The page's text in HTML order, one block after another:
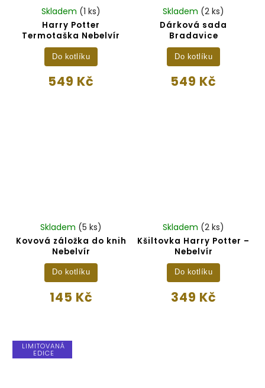
Harry Potter
Termotaška Nebelvír
Skladem (1 ks)
549 Kč
Do kotlíku
Dárková sada
Bradavice
Skladem (2 ks)
549 Kč
Do kotlíku
Kovová záložka do knih
Nebelvír
Skladem (5 ks)
145 Kč
Do kotlíku
Kšiltovka Harry Potter –
Nebelvír
Skladem (2 ks)
349 Kč
Do kotlíku
LIMITOVANÁ
EDICE